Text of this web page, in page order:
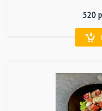
520